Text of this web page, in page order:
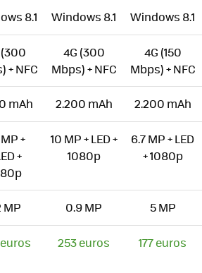
8.1 Windows 8.1 Windows 8.1
+ NFC
4G (300
Mbps) + NFC
4G (150
Mbps) + NFC
mAh 2.200 mAh 2.200 mAh
+
+
10 MP + LED +
1080p
6.7 MP + LED
+ 1080p
MP 0.9 MP 5 MP
253 euros 177 euros